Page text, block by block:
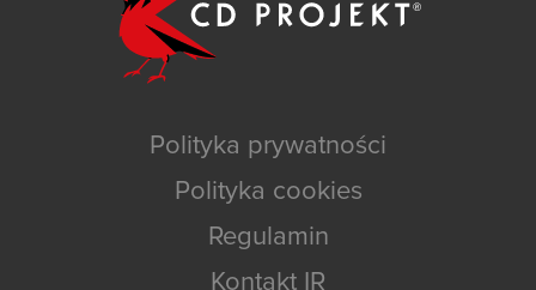
Polityka prywatności
Polityka cookies
Regulamin
Kontakt IR